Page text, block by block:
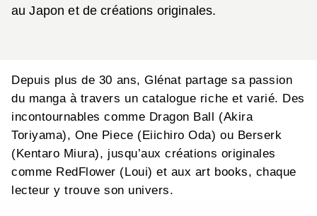
au Japon et de créations originales.
Depuis plus de 30 ans, Glénat partage sa passion
du manga à travers un catalogue riche et varié. Des
incontournables comme Dragon Ball (Akira
Toriyama), One Piece (Eiichiro Oda) ou Berserk
(Kentaro Miura), jusqu’aux créations originales
comme RedFlower (Loui) et aux art books, chaque
lecteur y trouve son univers.